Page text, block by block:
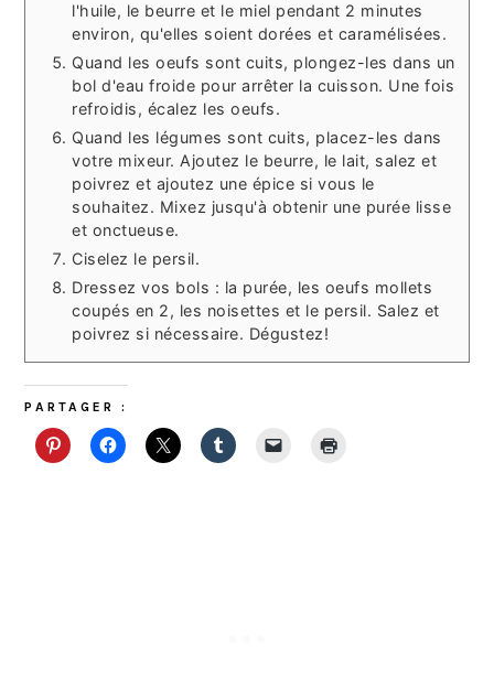
l'huile, le beurre et le miel pendant 2 minutes
environ, qu'elles soient dorées et caramélisées.
Quand les oeufs sont cuits, plongez-les dans un
bol d'eau froide pour arrêter la cuisson. Une fois
refroidis, écalez les oeufs.
Quand les légumes sont cuits, placez-les dans
votre mixeur. Ajoutez le beurre, le lait, salez et
poivrez et ajoutez une épice si vous le
souhaitez. Mixez jusqu'à obtenir une purée lisse
et onctueuse.
Ciselez le persil.
Dressez vos bols : la purée, les oeufs mollets
coupés en 2, les noisettes et le persil. Salez et
poivrez si nécessaire. Dégustez!
PARTAGER :